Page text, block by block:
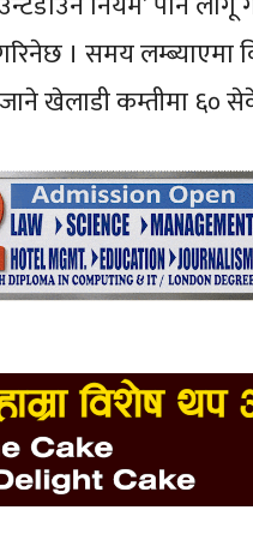
। समय लम्ब्याएमा
खेलाडी कम्तीमा ६०